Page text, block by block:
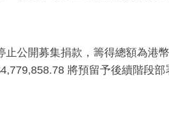
止公開募集捐款，籌得總額為港
將預留予後續階段部